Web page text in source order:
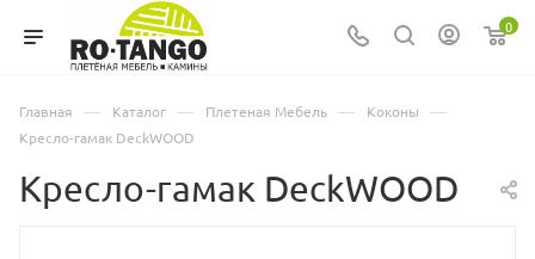
0
Главная — Каталог — Плетеная Мебель — Коконы —
Кресло-гамак DeckWOOD
Кресло-гамак DeckWOOD